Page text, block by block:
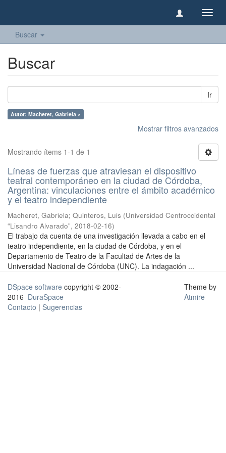
Buscar
Buscar
Ir
Autor: Macheret, Gabriela ×
Mostrar filtros avanzados
Mostrando ítems 1-1 de 1
Líneas de fuerzas que atraviesan el dispositivo
teatral contemporáneo en la ciudad de Córdoba,
Argentina: vinculaciones entre el ámbito académico
y el teatro independiente
Macheret, Gabriela; Quinteros, Luis (Universidad Centroccidental
“Lisandro Alvarado", 2018-02-16)
El trabajo da cuenta de una investigación llevada a cabo en el
teatro independiente, en la ciudad de Córdoba, y en el
Departamento de Teatro de la Facultad de Artes de la
Universidad Nacional de Córdoba (UNC). La indagación ...
DSpace software copyright © 2002-
2016 DuraSpace
Contacto | Sugerencias
Theme by
Atmire